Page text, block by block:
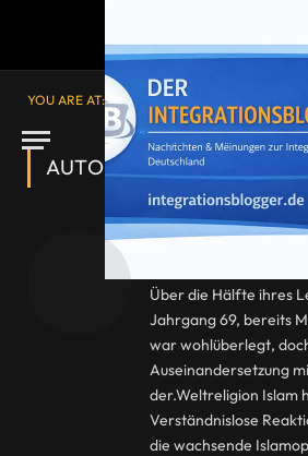
YOU ARE AT: Startseite» Archive für
AUTOR: WEBSITE-
Website-
Über die Hälfte ihres
Jahrgang 69, bereits
war wohlüberlegt,
Auseinandersetzung
der.Weltreligion Islam
Verständnislose
die wachsende